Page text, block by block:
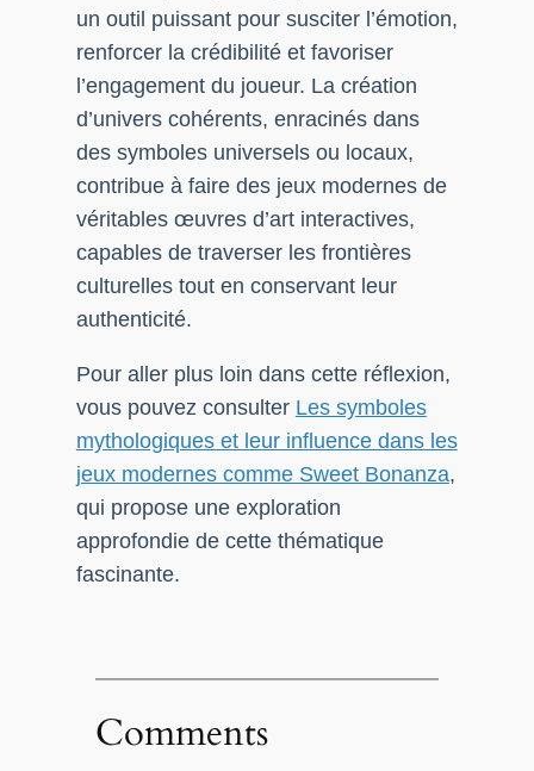
un outil puissant pour susciter l’émotion,
renforcer la crédibilité et favoriser
l’engagement du joueur. La création
d’univers cohérents, enracinés dans
des symboles universels ou locaux,
contribue à faire des jeux modernes de
véritables œuvres d’art interactives,
capables de traverser les frontières
culturelles tout en conservant leur
authenticité.
Pour aller plus loin dans cette réflexion,
vous pouvez consulter Les symboles
mythologiques et leur influence dans les
jeux modernes comme Sweet Bonanza,
qui propose une exploration
approfondie de cette thématique
fascinante.
Comments